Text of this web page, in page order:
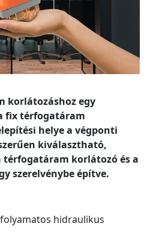
korlátozáshoz egy
fix térfogatáram
helye a végponti
kiválasztható,
korlátozó és a
szerelvénybe építve.
hidraulikus